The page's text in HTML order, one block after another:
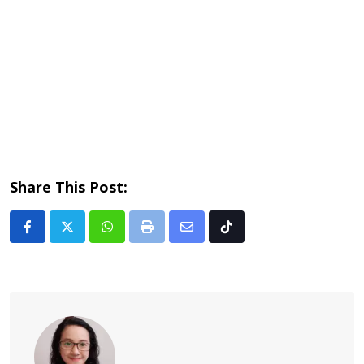
Share This Post:
Whatsapp
Print
Share Tiktok